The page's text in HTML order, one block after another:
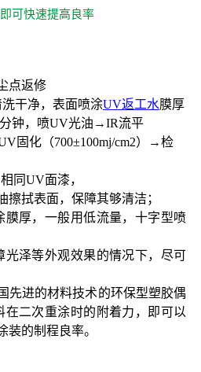
可快速提高良率
点返修
干净，表面喷涂UV返工水膜厚
钟，喷UV光油→IR流平
固化（700±100mj/cm2）→检
同UV面漆，
擦拭表面，保障其够清洁；
厚，一般用低流量，十字型喷
泽等外观效果的情况下，尽可
先进的材料技术的环保型塑胶偶
在二次重涂时的附着力，即可以
的制程良率。